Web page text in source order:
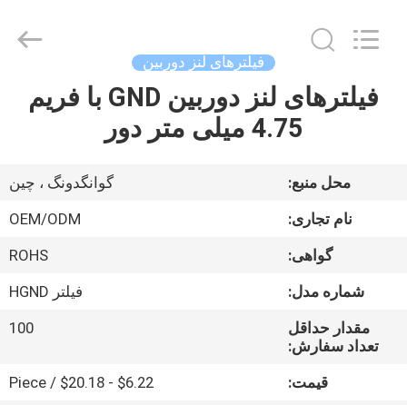
صفحه
محصولات
Technology
فیلترهای لنز دوربین
فیلترهای لنز دوربین GND با فریم
4.75 میلی متر دور
محل منبع:
گوانگدونگ ، چین
نام تجاری:
OEM/ODM
گواهی:
ROHS
شماره مدل:
فیلتر HGND
مقدار حداقل
تعداد سفارش:
100
قیمت:
$6.22 - $20.18 / Piece